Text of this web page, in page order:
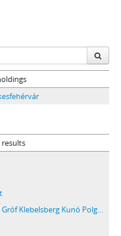
results
Székesfehérvári Magyar Királyi Állami Gróf Klebelsberg Kunó Polgári Fiúiskola